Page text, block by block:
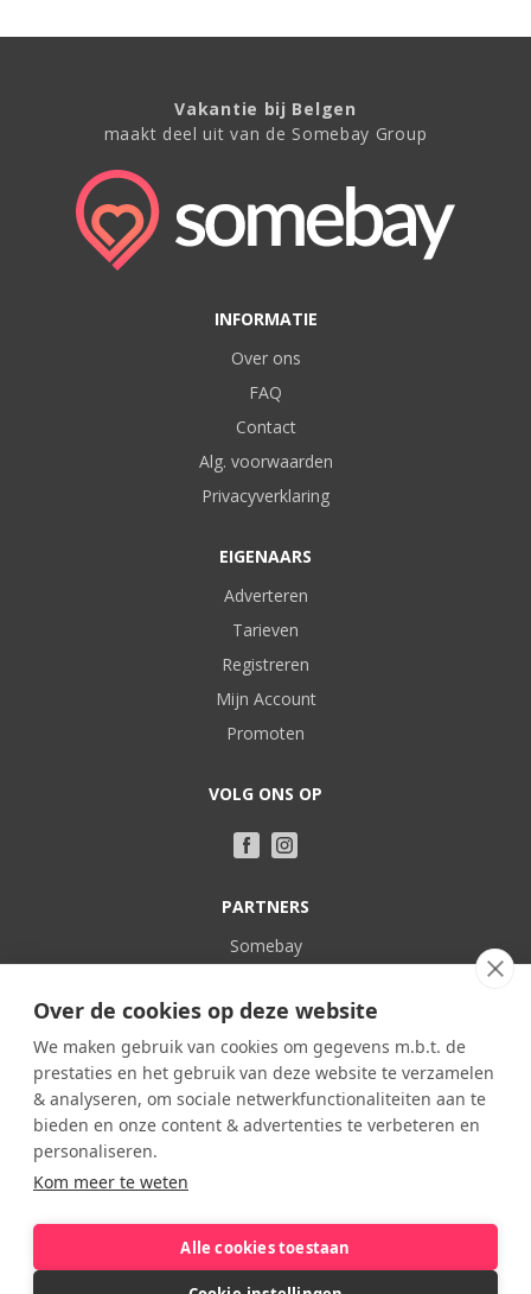
Over de cookies op deze website
We maken gebruik van cookies om gegevens m.b.t. de
prestaties en het gebruik van deze website te verzamelen
& analyseren, om sociale netwerkfunctionaliteiten aan te
bieden en onze content & advertenties te verbeteren en
personaliseren.
Kom meer te weten
Alle cookies toestaan
Vakantie bij Belgen
maakt deel uit van de Somebay Group
INFORMATIE
Over ons
FAQ
Contact
Alg. voorwaarden
Privacyverklaring
EIGENAARS
Adverteren
Tarieven
Registreren
Mijn Account
Promoten
VOLG ONS OP
PARTNERS
Somebay
POPULAIR
Frankrijk
Spanje